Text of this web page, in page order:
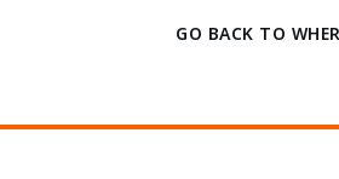
GO BACK TO